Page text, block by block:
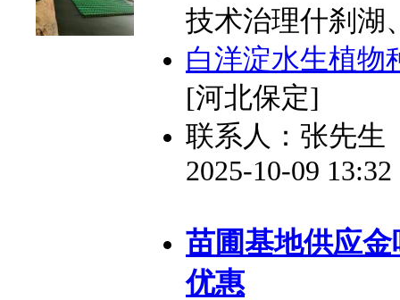
技术治理什刹湖
白洋淀水生植物
[河北保定]
联系人：张先生
2025-10-09
苗圃基地供应
优惠